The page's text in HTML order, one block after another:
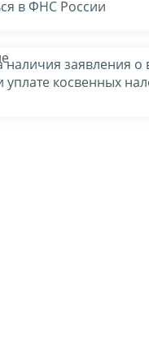
в ФНС России
наличия заявления о
уплате косвенных